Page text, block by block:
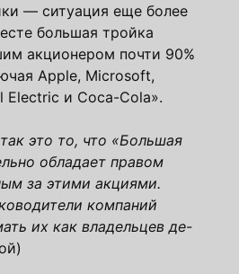
— ситуация еще более
большая тройка
акционером почти 90%
Apple, Microsoft,
Electric и Coca-Cola».
это то, что «Большая
обладает правом
за этими акциями.
компаний
их как владельцев де-